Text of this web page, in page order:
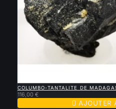
COLUMBO-TANTALITE DE
116,00 €
 AJOUTER